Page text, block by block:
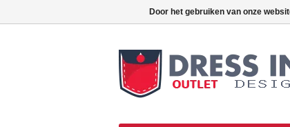
Outlet jeans aan topprijzen !!!
Door het gebruiken van onze